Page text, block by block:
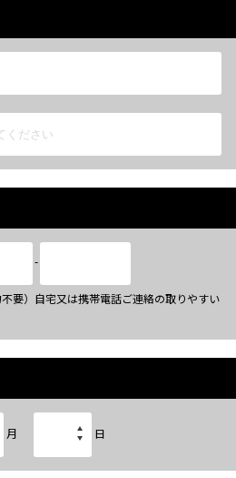
-
要）自宅又は携帯電話ご連絡の取りやすい
月 日